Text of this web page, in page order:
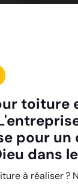
toiture
pour un
dans le
à réaliser ?